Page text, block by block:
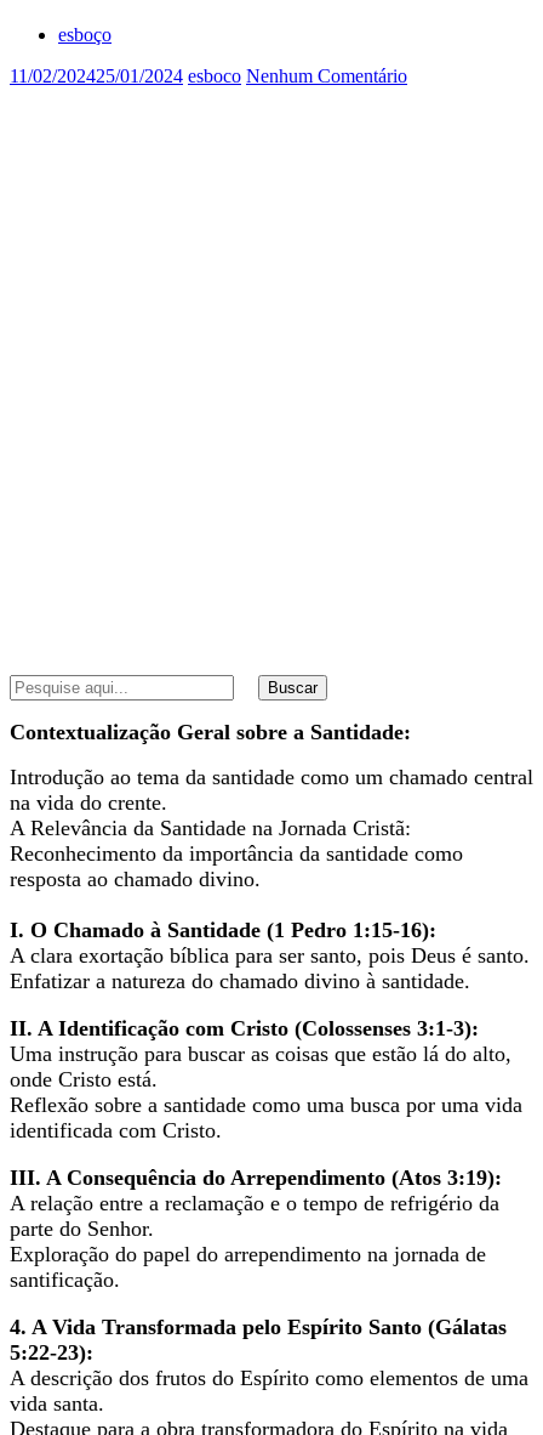
esboço
11/02/202425/01/2024 esboco Nenhum Comentário
Buscar
Contextualização Geral sobre a Santidade:
Introdução ao tema da santidade como um chamado central
na vida do crente.
A Relevância da Santidade na Jornada Cristã:
Reconhecimento da importância da santidade como
resposta ao chamado divino.
I. O Chamado à Santidade (1 Pedro 1:15-16):
A clara exortação bíblica para ser santo, pois Deus é santo.
Enfatizar a natureza do chamado divino à santidade.
II. A Identificação com Cristo (Colossenses 3:1-3):
Uma instrução para buscar as coisas que estão lá do alto,
onde Cristo está.
Reflexão sobre a santidade como uma busca por uma vida
identificada com Cristo.
III. A Consequência do Arrependimento (Atos 3:19):
A relação entre a reclamação e o tempo de refrigério da
parte do Senhor.
Exploração do papel do arrependimento na jornada de
santificação.
4. A Vida Transformada pelo Espírito Santo (Gálatas
5:22-23):
A descrição dos frutos do Espírito como elementos de uma
vida santa.
Destaque para a obra transformadora do Espírito na vida